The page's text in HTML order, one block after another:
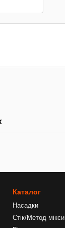
Каталог
Насадки
Стік/Метод мікси